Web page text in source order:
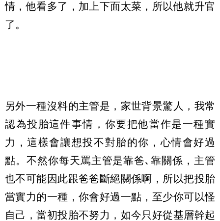
情，他看多了，加上下面太菜，所以他就升官
了。
另外一種沒料的主管是，家世背景驚人，我常
認為投胎這件事情，你要把他當作是一種實
力，這樣會讓想投不對胎的你，心情會好過
點。不然你每天罵主管是靠爸､靠關係，主管
也不可能因此跟爸爸斷絕關係啊，所以把投胎
當實力的一種，你會好過一點，至少你可以怪
自己，當初投胎不努力，如今只好從基層幹起